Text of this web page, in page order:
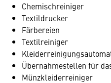
Chemischreiniger
Textildrucker
Färbereien
Textilreiniger
Übernahmestellen für
Münzkleiderreiniger